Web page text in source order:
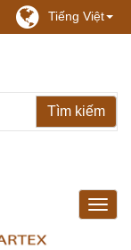
Tiếng Việt
may
may